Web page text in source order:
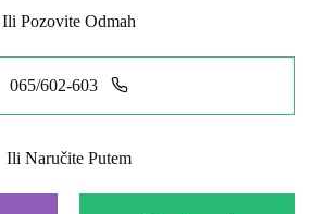
Ili Pozovite Odmah
065/602-603
Ili Naručite Putem